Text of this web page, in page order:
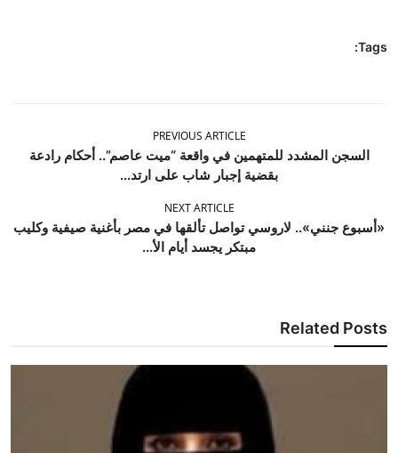
Tags:
PREVIOUS ARTICLE
السجن المشدد للمتهمين في واقعة “ميت عاصم”.. أحكام رادعة
بقضية إجبار شاب على ارتد...
NEXT ARTICLE
«أسبوع جنني».. لاروسي تواصل تألقها في مصر بأغنية صيفية وكليب
مبتكر يجسد أيام الأ...
Related Posts